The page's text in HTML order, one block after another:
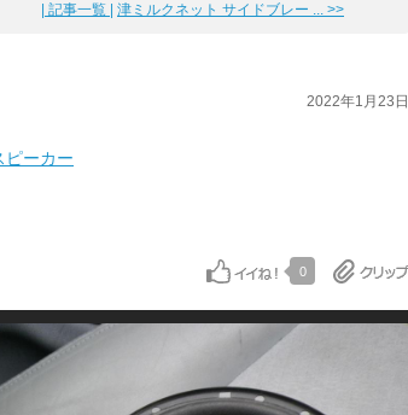
| 記事一覧 | 津ミルクネット サイドブレー ... >>
2022年1月23日
ピーカー
0